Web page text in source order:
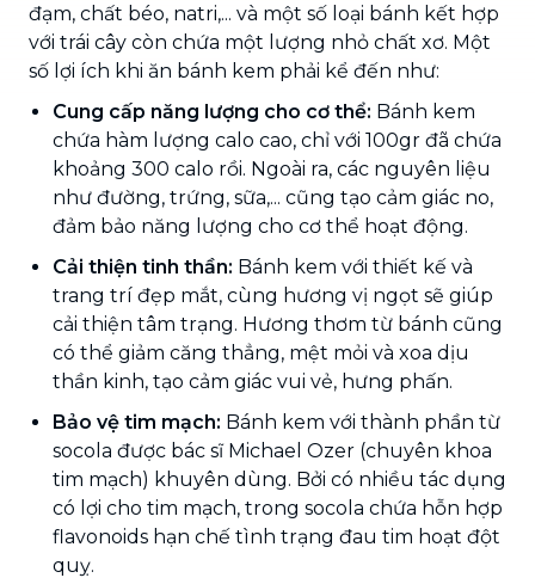
đạm, chất béo, natri,... và một số loại bánh kết hợp
với trái cây còn chứa một lượng nhỏ chất xơ. Một
số lợi ích khi ăn bánh kem phải kể đến như:
Cung cấp năng lượng cho cơ thể: Bánh kem
chứa hàm lượng calo cao, chỉ với 100gr đã chứa
khoảng 300 calo rồi. Ngoài ra, các nguyên liệu
như đường, trứng, sữa,... cũng tạo cảm giác no,
đảm bảo năng lượng cho cơ thể hoạt động.
Cải thiện tinh thần: Bánh kem với thiết kế và
trang trí đẹp mắt, cùng hương vị ngọt sẽ giúp
cải thiện tâm trạng. Hương thơm từ bánh cũng
có thể giảm căng thẳng, mệt mỏi và xoa dịu
thần kinh, tạo cảm giác vui vẻ, hưng phấn.
Bảo vệ tim mạch: Bánh kem với thành phần từ
socola được bác sĩ Michael Ozer (chuyên khoa
tim mạch) khuyên dùng. Bởi có nhiều tác dụng
có lợi cho tim mạch, trong socola chứa hỗn hợp
flavonoids hạn chế tình trạng đau tim hoạt đột
quỵ.